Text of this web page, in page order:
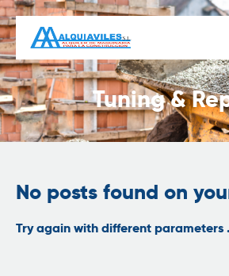
Tuning &
Inicio
Sobre Nosotros
Nuestra
No posts found on
Try again with different parameters